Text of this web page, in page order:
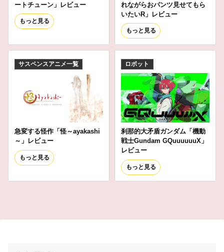
ートチューン」レビュー
もっと見る
れながらおパンツ見せてもら
いたいR」レビュー
もっと見る
サスペンスアニメ一覧
急変する怪作「怪～ayakashi
～」レビュー
もっと見る
ロボット
刹那的大矛盾ガンダム「機動
戦士Gundam GQuuuuuuX」
レビュー
もっと見る